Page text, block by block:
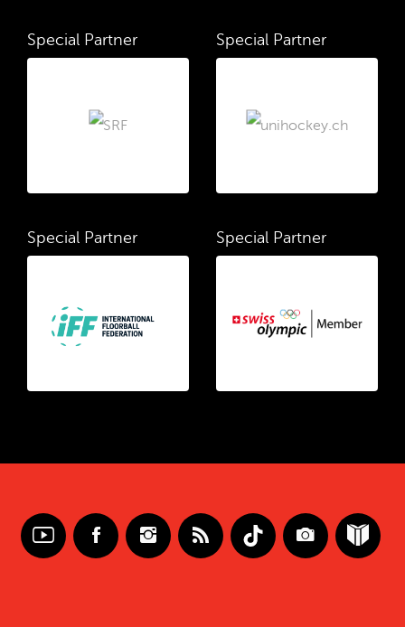
Special Partner Special Partner
Special Partner Special Partner